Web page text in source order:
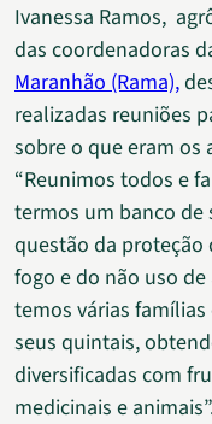
Ivanessa Ramos,
das coordenadoras
Maranhão (Rama),
realizadas reuniões
sobre o que eram os
“Reunimos todos e
termos um banco de
questão da
fogo e do não uso
temos várias
seus quintais,
diversificadas com
medicinais e